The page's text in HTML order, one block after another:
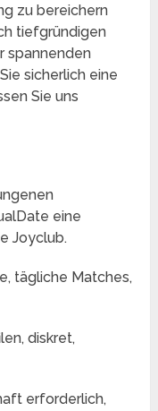
zu bereichern
tiefgründigen
spannenden
sicherlich eine
Sie uns
eine
Joyclub.
tägliche Matches,
diskret,
erforderlich,